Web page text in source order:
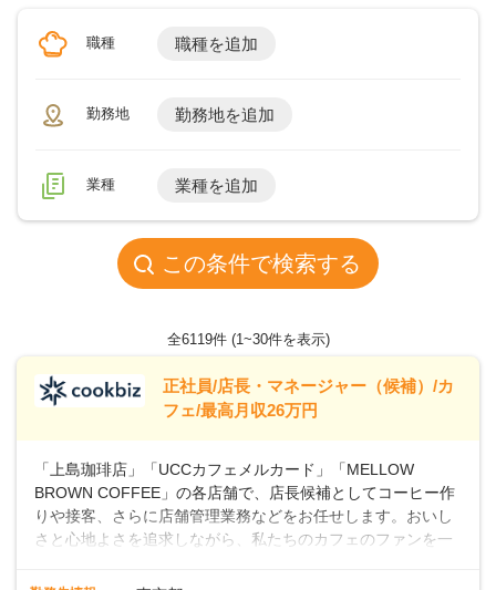
職種 職種を追加
勤務地 勤務地を追加
業種 業種を追加
この条件で検索する
全6119件 (1~30件を表示)
正社員/店長・マネージャー（候補）/カ
フェ/最高月収26万円
「上島珈琲店」「UCCカフェメルカード」「MELLOW
BROWN COFFEE」の各店舗で、店長候補としてコーヒー作
りや接客、さらに店舗管理業務などをお任せします。おいし
さと心地よさを追求しながら、私たちのカフェのファンを一
の抽出や各種ドリンクの作成お客様のご案内、レジ対応軽食